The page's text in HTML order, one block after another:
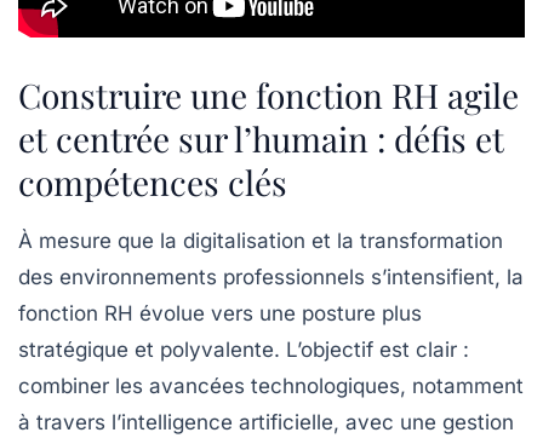
Construire une fonction RH agile
et centrée sur l’humain : défis et
compétences clés
À mesure que la digitalisation et la transformation
des environnements professionnels s’intensifient, la
fonction RH évolue vers une posture plus
stratégique et polyvalente. L’objectif est clair :
combiner les avancées technologiques, notamment
à travers l’intelligence artificielle, avec une gestion